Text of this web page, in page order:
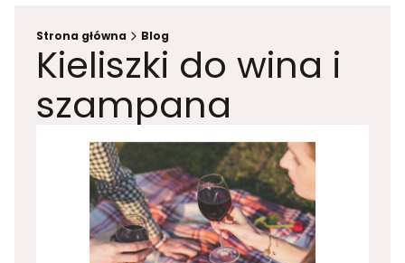
Strona główna Blog
Kieliszki do wina i
szampana